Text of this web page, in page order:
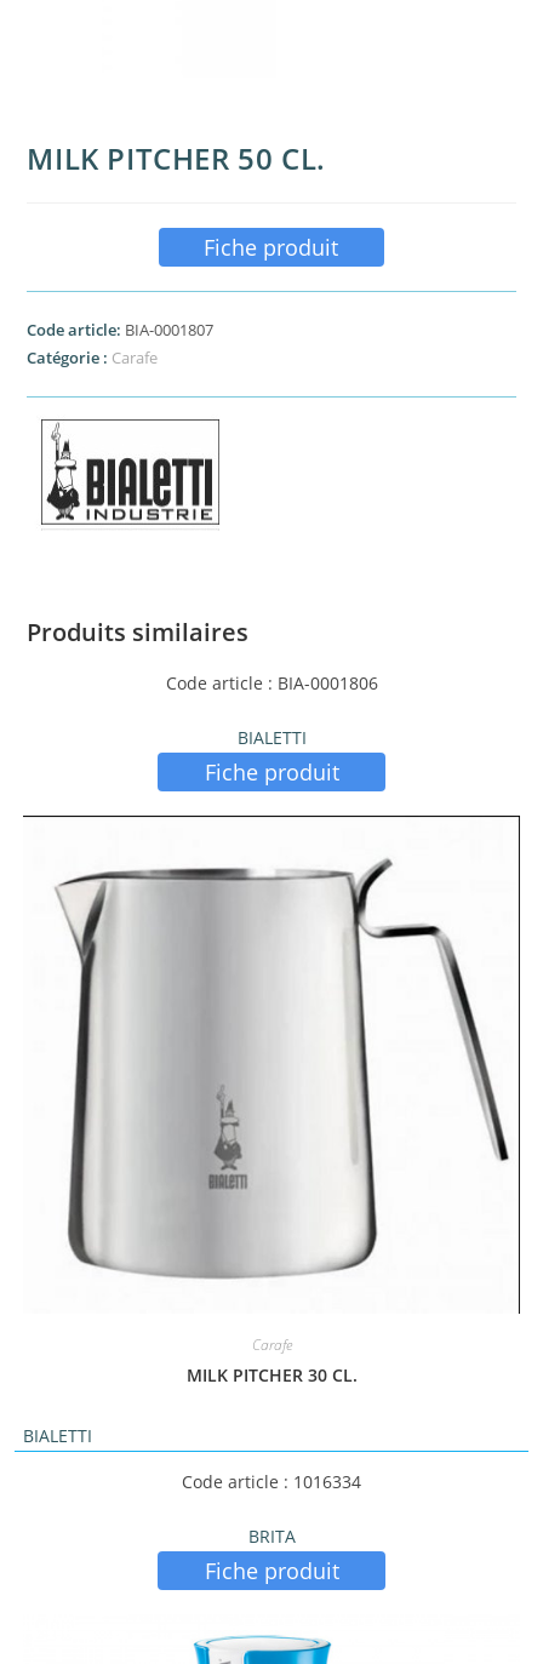
MILK PITCHER 50 CL.
Fiche produit
Code article: BIA-0001807
Catégorie : Carafe
Produits similaires
Code article : BIA-0001806
BIALETTI
Fiche produit
Carafe
MILK PITCHER 30 CL.
BIALETTI
Code article : 1016334
BRITA
Fiche produit